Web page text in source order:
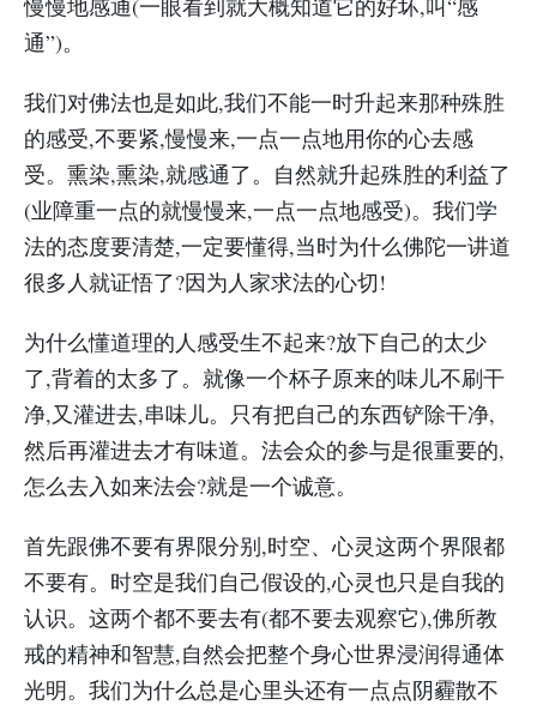
慢慢地感通(一眼看到就大概知道它的好坏,叫“感
通”)。
我们对佛法也是如此,我们不能一时升起来那种殊胜
的感受,不要紧,慢慢来,一点一点地用你的心去感
受。熏染,熏染,就感通了。自然就升起殊胜的利益了
(业障重一点的就慢慢来,一点一点地感受)。我们学
法的态度要清楚,一定要懂得,当时为什么佛陀一讲道
很多人就证悟了?因为人家求法的心切!
为什么懂道理的人感受生不起来?放下自己的太少
了,背着的太多了。就像一个杯子原来的味儿不刷干
净,又灌进去,串味儿。只有把自己的东西铲除干净,
然后再灌进去才有味道。法会众的参与是很重要的,
怎么去入如来法会?就是一个诚意。
首先跟佛不要有界限分别,时空、心灵这两个界限都
不要有。时空是我们自己假设的,心灵也只是自我的
认识。这两个都不要去有(都不要去观察它),佛所教
戒的精神和智慧,自然会把整个身心世界浸润得通体
光明。我们为什么总是心里头还有一点点阴霾散不